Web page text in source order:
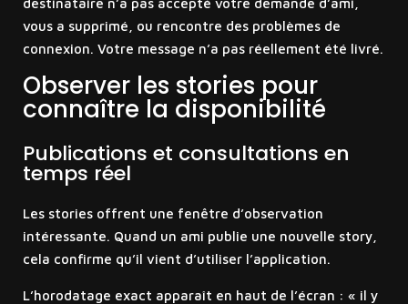
vous a supprimé, ou rencontre des problèmes de
connexion. Votre message n’a pas réellement été livré.
Observer les stories pour
connaître la disponibilité
Publications et consultations en
temps réel
Les stories offrent une fenêtre d’observation
intéressante. Quand un ami publie une nouvelle story,
cela confirme qu’il vient d’utiliser l’application.
L’horodatage exact apparaît en haut de l’écran : « il y